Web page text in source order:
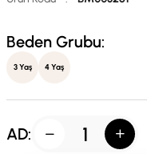
Beden Grubu:
3 Yaş 4 Yaş
AD: